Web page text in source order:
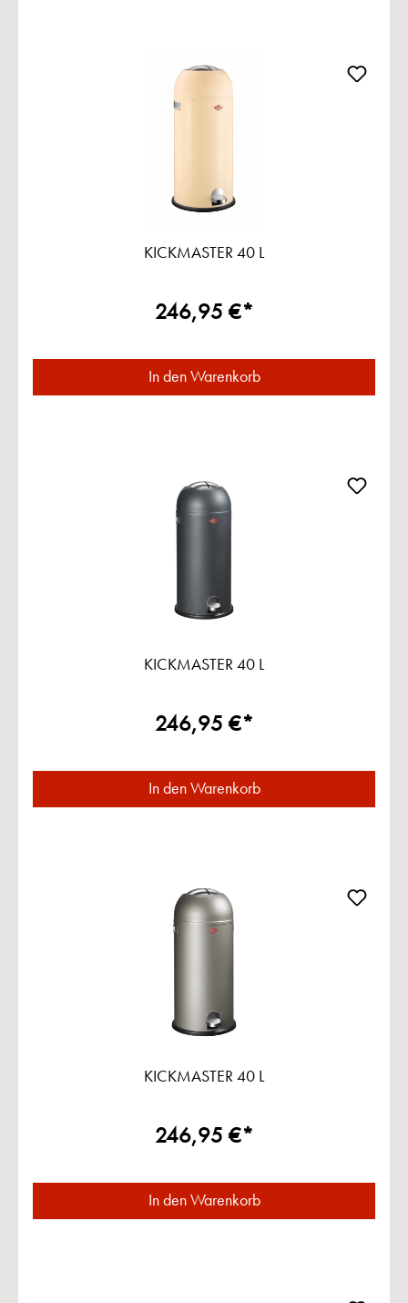
KICKMASTER 40 L
246,95 €*
In den Warenkorb
KICKMASTER 40 L
246,95 €*
In den Warenkorb
KICKMASTER 40 L
246,95 €*
In den Warenkorb